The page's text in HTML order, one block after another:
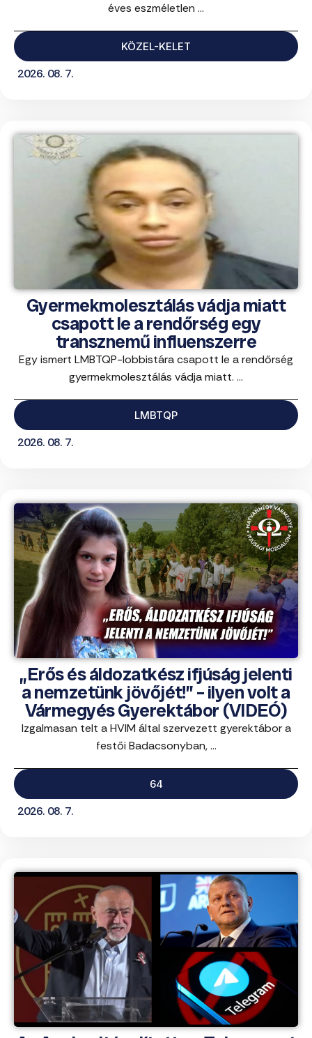
éves eszméletlen ...
KÖZEL-KELET
2026. 08. 7.
Gyermekmolesztálás vádja miatt
csapott le a rendőrség egy
transznemű influenszerre
Egy ismert LMBTQP-lobbistára csapott le a rendőrség
gyermekmolesztálás vádja miatt. ...
LMBTQP
2026. 08. 7.
„Erős és áldozatkész ifjúság jelenti
a nemzetünk jövőjét!” – ilyen volt a
Vármegyés Gyerektábor (VIDEÓ)
Izgalmasan telt a HVIM által szervezett gyerektábor a
festői Badacsonyban, ...
64
2026. 08. 7.